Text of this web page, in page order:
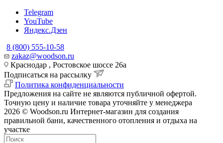
Telegram
YouTube
Яндекс.Дзен
8 (800) 555-10-58
zakaz@woodson.ru
Краснодар , Ростовское шоссе 26а
Подписаться на рассылку
Политика конфиденциальности
Предложения на сайте не являются публичной офертой.
Точную цену и наличие товара уточняйте у менеджера
2026 © Woodson.ru Интернет-магазин для создания
правильной бани, качественного отопления и отдыха на
участке